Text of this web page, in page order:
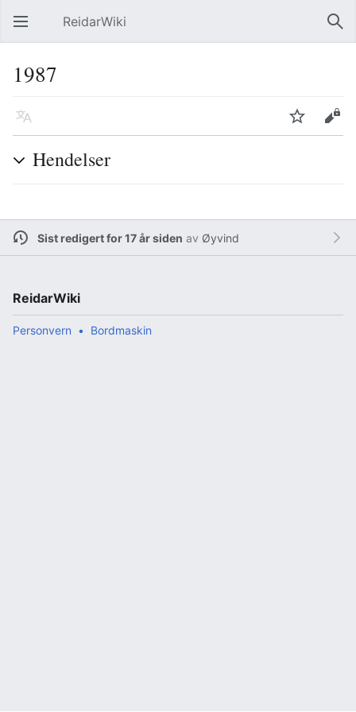
Åpne hovedmenyen ReidarWiki Søk
1987
Språk Overvåk Rediger
Hendelser
Sist redigert for 17 år siden av Øyvind
ReidarWiki
Personvern Bordmaskin